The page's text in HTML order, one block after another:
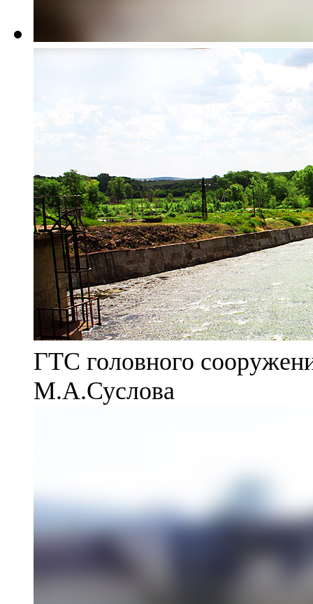
ГТС головного
М.А.Суслова